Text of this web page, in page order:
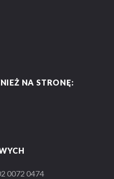
NA STRONĘ:
0072 0474